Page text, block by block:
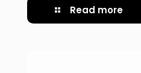
Read more